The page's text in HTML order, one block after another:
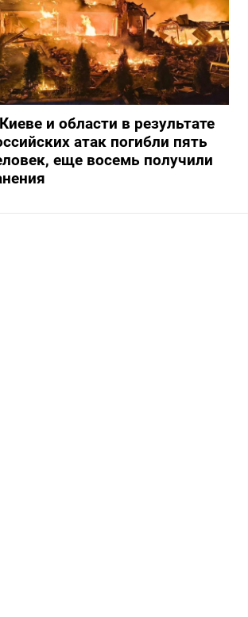
и области в результате
атак погибли пять
еще восемь получили